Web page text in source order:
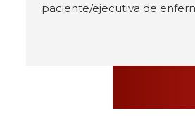
paciente/ejecutiva de